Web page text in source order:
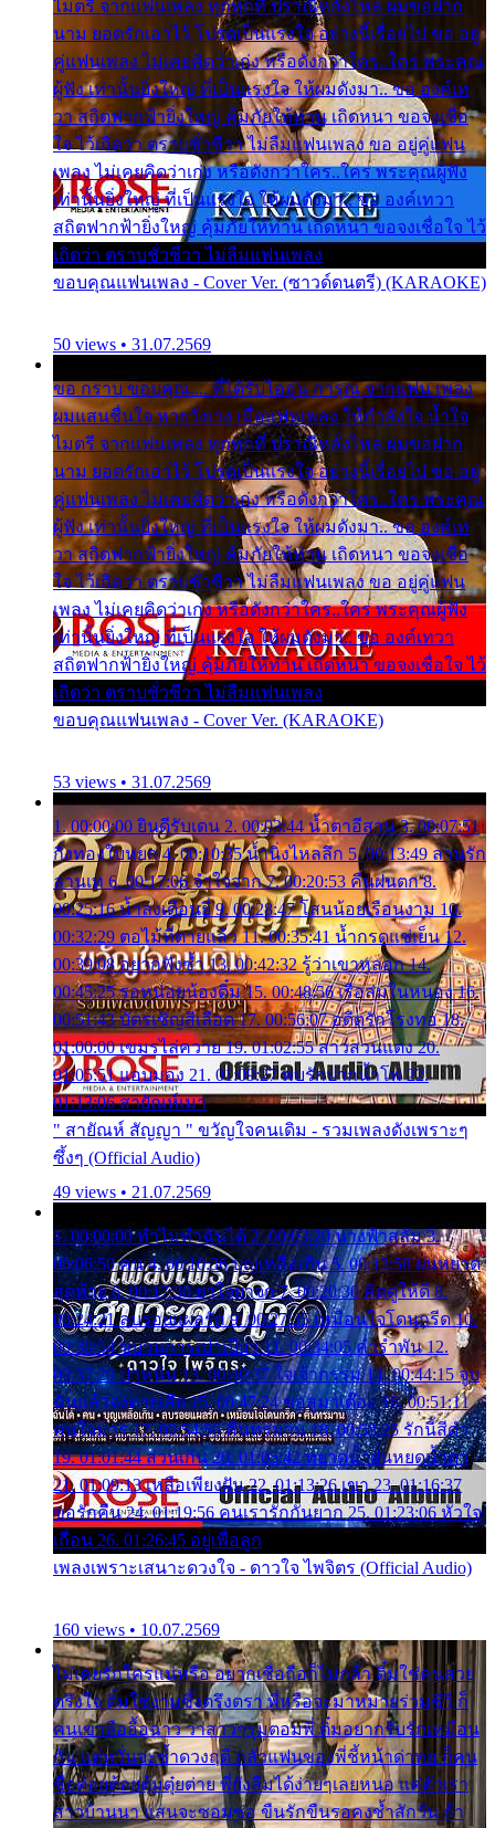
ไมตรี จากแฟนเพลง ทุกทุกที่ ปราณีหลั่งไหล ผมขอฝาก
นาม ยอดรักเอาไว้ โปรดเป็นแรงใจ อย่างนี้เรื่อยไป ขอ อยู่
คู่แฟนเพลง ไม่เคยคิดว่าเก่ง หรือดังกว่าใคร..ใคร พระคุณ
ผู้ฟัง เท่านั้นยิ่งใหญ่ ที่เป็นแรงใจ ให้ผมดังมา.. ขอ องค์เท
วา สถิตฟากฟ้ายิ่งใหญ่ คุ้มภัยให้ท่าน เถิดหนา ขอจงเชื่อ
ใจ ไว้เถิดว่า ตราบชั่วชีวา ไม่ลืมแฟนเพลง ขอ อยู่คู่แฟน
เพลง ไม่เคยคิดว่าเก่ง หรือดังกว่าใคร..ใคร พระคุณผู้ฟัง
เท่านั้นยิ่งใหญ่ ที่เป็นแรงใจ ให้ผมดังมา.. ขอ องค์เทวา
สถิตฟากฟ้ายิ่งใหญ่ คุ้มภัยให้ท่าน เถิดหนา ขอจงเชื่อใจ ไว้
เถิดว่า ตราบชั่วชีวา ไม่ลืมแฟนเพลง
ขอบคุณแฟนเพลง - Cover Ver. (ซาวด์ดนตรี) (KARAOKE)
50 views • 31.07.2569
ขอ กราบ ขอบคุณ.... ที่ได้รับไออุ่น การุณ จากแฟน เพลง
ผมแสนชื่นใจ หายวังเวง เมื่อแฟนเพลง ให้กำลังใจ น้ำใจ
ไมตรี จากแฟนเพลง ทุกทุกที่ ปราณีหลั่งไหล ผมขอฝาก
นาม ยอดรักเอาไว้ โปรดเป็นแรงใจ อย่างนี้เรื่อยไป ขอ อยู่
คู่แฟนเพลง ไม่เคยคิดว่าเก่ง หรือดังกว่าใคร..ใคร พระคุณ
ผู้ฟัง เท่านั้นยิ่งใหญ่ ที่เป็นแรงใจ ให้ผมดังมา.. ขอ องค์เท
วา สถิตฟากฟ้ายิ่งใหญ่ คุ้มภัยให้ท่าน เถิดหนา ขอจงเชื่อ
ใจ ไว้เถิดว่า ตราบชั่วชีวา ไม่ลืมแฟนเพลง ขอ อยู่คู่แฟน
เพลง ไม่เคยคิดว่าเก่ง หรือดังกว่าใคร..ใคร พระคุณผู้ฟัง
เท่านั้นยิ่งใหญ่ ที่เป็นแรงใจ ให้ผมดังมา.. ขอ องค์เทวา
สถิตฟากฟ้ายิ่งใหญ่ คุ้มภัยให้ท่าน เถิดหนา ขอจงเชื่อใจ ไว้
เถิดว่า ตราบชั่วชีวา ไม่ลืมแฟนเพลง
ขอบคุณแฟนเพลง - Cover Ver. (KARAOKE)
53 views • 31.07.2569
1. 00:00:00 ยินดีรับเดน 2. 00:03:44 น้ำตาอีสาน 3. 00:07:51
กิ่งทองใบหยก 4. 00:10:35 น้ำนิ่งไหลลึก 5. 00:13:49 ลานรัก
ลานเท 6. 00:17:06 จำใจจาก 7. 00:20:53 คืนฝนตก 8.
00:25:16 น้ำลงเดือนยี่ 9. 00:28:47 โสนน้อยเรือนงาม 10.
00:32:29 ตอไม้ที่ตายแล้ว 11. 00:35:41 น้ำกรดแช่เย็น 12.
00:39:08 อยากฟังซ้ำ 13. 00:42:32 รู้ว่าเขาหลอก 14.
00:45:25 รอหน่อยน้องติ๋ม 15. 00:48:56 เรือล่มในหนอง 16.
00:51:43 บัตรเชิญสีเลือด 17. 00:56:07 อดีตรักโรงทอ 18.
01:00:00 เขมรไล่ควาย 19. 01:02:55 สาวสวนแตง 20.
01:05:51 แอบมอง 21. 01:09:27 พบรักปากน้ำโพ 22.
01:13:06 สายัณห์เมา
" สายัณห์ สัญญา " ขวัญใจคนเดิม - รวมเพลงดังเพราะๆ
ซึ้งๆ (Official Audio)
49 views • 21.07.2569
1. 00:00:00 ทำไมทำฉันได้ 2. 00:03:20 นางฟ้าสลัม 3.
00:06:50 คน 4. 00:10:36 บุญเหลือเกิน 5. 00:13:58 ฝนหยาด
สุดท้าย 6. 00:17:30 ยาใจยาจก 7. 00:20:30 คิดดูให้ดี 8.
00:24:21 ลบรอยแผลรัก 9. 00:27:35 เหมือนใจโดนกรีด 10.
00:30:54 ขบวนการเปาเปียว 11. 00:34:05 คำรำพัน 12.
00:37:20 ปาหนัน 13. 00:40:37 ใจเจ้ากรรม 14. 00:44:15 จูบ
ฉันแล้วจงตายเสีย 15. 00:47:24 ขอสูมาเต๊อะ 16. 00:51:11
คนใจมาร 17. 00:54:50 คืนทรมาน 18. 00:58:25 รักนี้สีดำ
19. 01:01:44 ส่วนเกิน 20. 01:05:42 หยาดน้ำฝนหยดน้ำตา
21. 01:09:13 เหลือเพียงฝัน 22. 01:13:26 เขา 23. 01:16:37
ขอรักคืน 24. 01:19:56 คนเรารักกันยาก 25. 01:23:06 หัวใจ
เถื่อน 26. 01:26:45 อยู่เพื่อลูก
เพลงเพราะเสนาะดวงใจ - ดาวใจ ไพจิตร (Official Audio)
160 views • 10.07.2569
ไม่เคยรักใครแน่หรือ อยากเชื่อถือก็ไม่กล้า ติ๋มใช่คนสวย
ตรึงใจ ติ๋มใช่งามซึ้งตรึงตรา พี่หรือจะมาหมายร่วมชีวี ก็
คนเขาลืออื้อฉาว ว่าสาวๆรุมตอมพี่ ติ๋มอยากรับรักเหมือน
กัน แต่หวั่นจะช้ำดวงฤดี กลัวแฟนของพี่ชี้หน้าด่าทอ ก็คน
ชื่อต๋อยต้อยตุ้มตุ๋ยต่าย พี่ยังลืมได้ง่ายๆเลยหนอ แค่ตัวเรา
สาวบ้านนา แสนจะซอมซ่อ ขืนรักขืนรอคงช้ำสักวัน ถ้า